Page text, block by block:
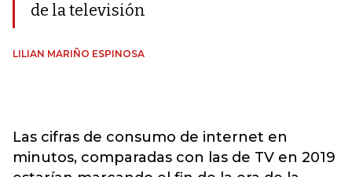
de la televisión
LILIAN MARIÑO ESPINOSA
Las cifras de consumo de internet en
minutos, comparadas con las de TV en 2019